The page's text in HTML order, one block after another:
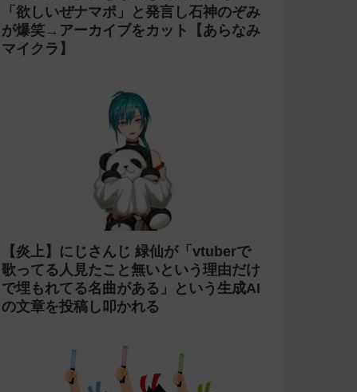
「欲しいぜナマポ」と発言し石神のぞみ
が爆笑→アーカイブをカット【あらなみ
マイクラ】
【炎上】にじさんじ 緑仙が「vtuberで
歌ってる人見たこと無いという理由だけ
で埋もれてる名曲がある」という生成AI
の文章を投稿し叩かれる